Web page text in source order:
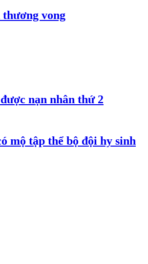
vong
nạn nhân thứ 2
mộ tập thể bộ đội hy sinh